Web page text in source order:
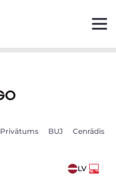
Privātums BUJ Cenrādis
LV